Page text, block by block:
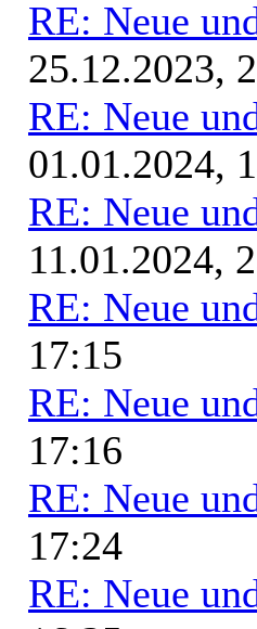
RE: Neue
25.12.2023,
RE: Neue
01.01.2024,
RE: Neue
11.01.2024,
RE: Neue
17:15
RE: Neue
17:16
RE: Neue
17:24
RE: Neue